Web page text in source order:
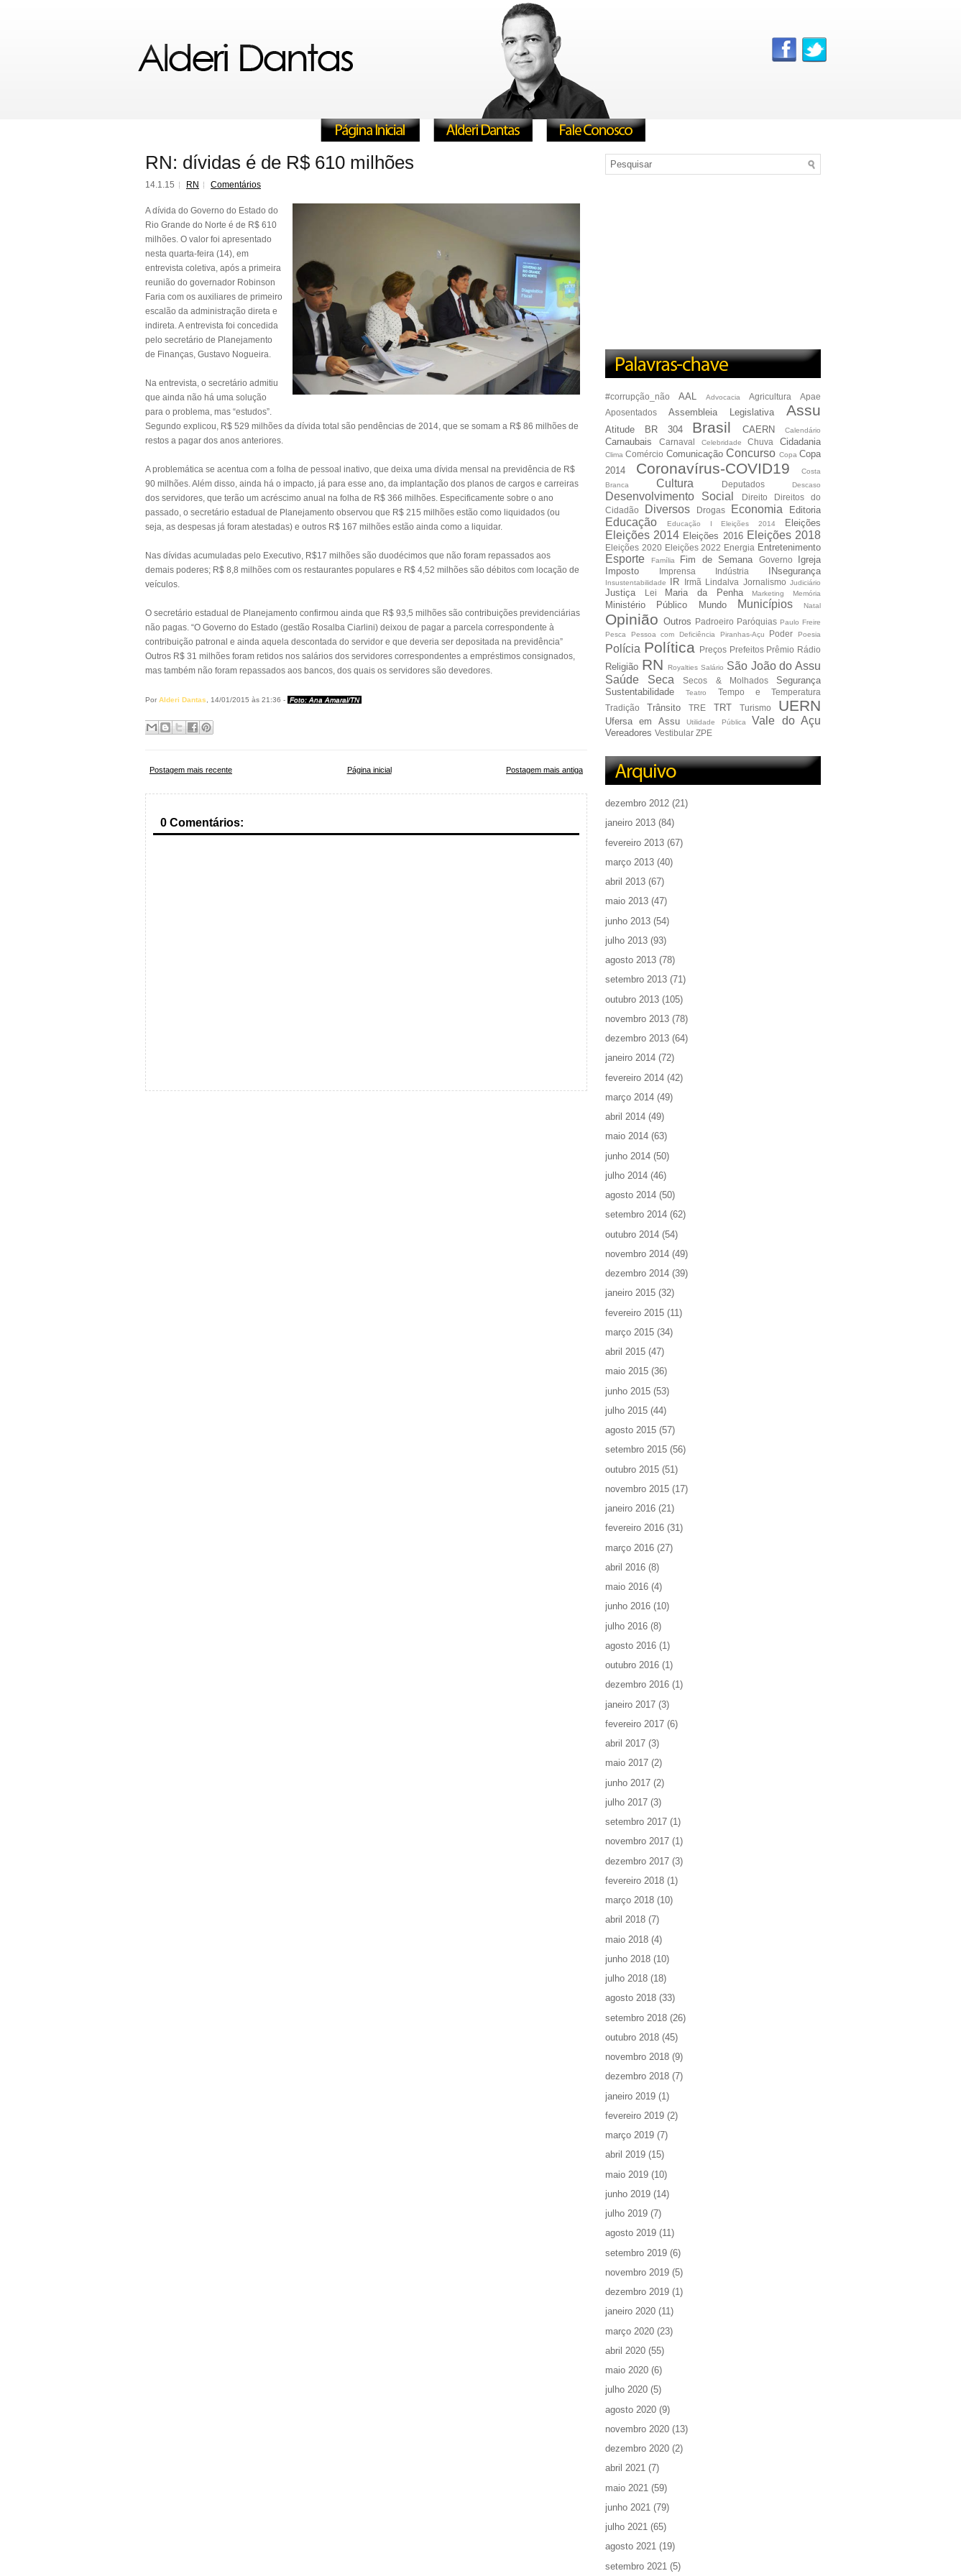
RN: dívidas é de R$ 610 milhões
14.1.15 RN Comentários
A dívida do Governo do Estado do
Rio Grande do Norte é de R$ 610
milhões. O valor foi apresentado
nesta quarta-feira (14), em
entrevista coletiva, após a primeira
reunião do governador Robinson
Faria com os auxiliares de primeiro
escalão da administração direta e
indireta. A entrevista foi concedida
pelo secretário de Planejamento
de Finanças, Gustavo Nogueira.
Na entrevista, o secretário admitiu
que ainda não há uma solução
para o problema, mas “estudos”.
Segundo explicou, R$ 529 milhões da dívida total são pendências de 2014, que se somam a R$ 86 milhões de
restos a pagar dos anos anteriores.
A problemática se acentua com a folha de pessoal inativo, que deixa uma dívida mensal na previdência de R$
90 milhões. Além disso, ainda há o impacto, já para esse ano, da implantação dos planos de cargos e carreiras
dos servidores, que terão um acréscimo anual na folha de R$ 366 milhões. Especificamente sobre o ano
passado, o secretário estadual de Planejamento observou que R$ 215 milhões estão como liquidados (ou
seja, as despesas já foram atestadas) e outros R$ 167 milhões estão ainda como a liquidar.
Nas dívidas acumuladas pelo Executivo, R$17 milhões são duodécimos que não foram repassados aos
demais poderes; R$ 8,8 milhões com os restaurantes populares e R$ 4,52 milhões são débitos com locação de
veículos.
O secretário estadual de Planejamento confirmou ainda que R$ 93,5 milhões são contribuições previdenciárias
não pagas. “O Governo do Estado (gestão Rosalba Ciarlini) deixou de pagar a parcela correspondente à
contribuição patronal e ainda aquela descontada do servidor e que deveria ser depositada na previdência”
Outros R$ 31 milhões foram retidos nos salários dos servidores correspondentes a empréstimos consignados,
mas também não foram repassados aos bancos, dos quais os servidores são devedores.
Por Alderi Dantas , 14/01/2015 às 21:36 - Foto: Ana Amaral/TN
Postagem mais recente Postagem mais antiga
Página inicial
0 Comentários:
#corrupção_não AAL Advocacia Agricultura
Apae
Aposentados
Assembleia Legislativa Assu
Atitude BR 304 Brasil CAERN Calendário
Carnaubais Carnaval Celebridade Chuva Cidadania
Clima Comércio Comunicação Concurso Copa Copa
2014
Coronavírus-COVID19
Costa
Branca
Cultura Deputados Descaso
Desenvolvimento Social Direito
Direitos do
Cidadão
Diversos Drogas Economia Editoria
Educação Educação I Eleições 2014 Eleições
Eleições 2014 Eleições 2016 Eleições 2018
Eleições 2020 Eleições 2022 Energia Entretenimento
Esporte Família Fim de Semana Governo
Igreja
Imposto
Imprensa Indústria INsegurança
Insustentabilidade IR Irmã Lindalva Jornalismo Judiciário
Justiça Lei Maria da Penha Marketing Memória
Ministério Público Mundo Municípios Natal
Opinião Outros Padroeiro Paróquias Paulo Freire
Pesca
Pessoa com Deficiência Piranhas-Açu Poder Poesia
Polícia Política Preços Prefeitos Prêmio Rádio
Religião RN Royalties Salário São João do Assu
Saúde
Seca Secos & Molhados
Segurança
Sustentabilidade
Teatro
Tempo e Temperatura
Tradição
Trânsito TRE TRT Turismo UERN
Ufersa em Assu Utilidade Pública Vale do Açu
Vereadores Vestibular ZPE
dezembro 2012 (21)
janeiro 2013 (84)
fevereiro 2013 (67)
março 2013 (40)
abril 2013 (67)
maio 2013 (47)
junho 2013 (54)
julho 2013 (93)
agosto 2013 (78)
setembro 2013 (71)
outubro 2013 (105)
novembro 2013 (78)
dezembro 2013 (64)
janeiro 2014 (72)
fevereiro 2014 (42)
março 2014 (49)
abril 2014 (49)
maio 2014 (63)
junho 2014 (50)
julho 2014 (46)
agosto 2014 (50)
setembro 2014 (62)
outubro 2014 (54)
novembro 2014 (49)
dezembro 2014 (39)
janeiro 2015 (32)
fevereiro 2015 (11)
março 2015 (34)
abril 2015 (47)
maio 2015 (36)
junho 2015 (53)
julho 2015 (44)
agosto 2015 (57)
setembro 2015 (56)
outubro 2015 (51)
novembro 2015 (17)
janeiro 2016 (21)
fevereiro 2016 (31)
março 2016 (27)
abril 2016 (8)
maio 2016 (4)
junho 2016 (10)
julho 2016 (8)
agosto 2016 (1)
outubro 2016 (1)
dezembro 2016 (1)
janeiro 2017 (3)
fevereiro 2017 (6)
abril 2017 (3)
maio 2017 (2)
junho 2017 (2)
julho 2017 (3)
setembro 2017 (1)
novembro 2017 (1)
dezembro 2017 (3)
fevereiro 2018 (1)
março 2018 (10)
abril 2018 (7)
maio 2018 (4)
junho 2018 (10)
julho 2018 (18)
agosto 2018 (33)
setembro 2018 (26)
outubro 2018 (45)
novembro 2018 (9)
dezembro 2018 (7)
janeiro 2019 (1)
fevereiro 2019 (2)
março 2019 (7)
abril 2019 (15)
maio 2019 (10)
junho 2019 (14)
julho 2019 (7)
agosto 2019 (11)
setembro 2019 (6)
novembro 2019 (5)
dezembro 2019 (1)
janeiro 2020 (11)
março 2020 (23)
abril 2020 (55)
maio 2020 (6)
julho 2020 (5)
agosto 2020 (9)
novembro 2020 (13)
dezembro 2020 (2)
abril 2021 (7)
maio 2021 (59)
junho 2021 (79)
julho 2021 (65)
agosto 2021 (19)
setembro 2021 (5)